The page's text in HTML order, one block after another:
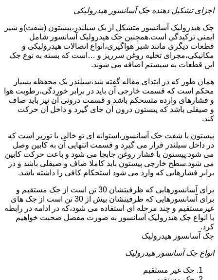
اجزای تشکیل دهنده جک آسانسور هیدرولیکی
جک هیدرولیک آسانسور متشکل از یک سیلندر،پیستون (شفت)و شیر
ایمنی ترکیدگی است.همچنین جک هیدرولیک آسانسور شامل
قطعات دیگری مانند شیر هواگیری،انواع اتصالات هیدرولیکی و
مکانیکی،مجرای تخلیه روغن سرریز و …است که بسته به نوع جک
این قطعات به سیستم اضافه می شوند.
همان طور که در ابتدای مقاله گفته شد،سیلندر یک محفظه بسیار
محکم است که قسمت خارجی آن باید در برابر خوردگی،رطوبت هوا
و فشارهای وارده متسحکم باشد و قسمت درونی آن نیز باید صاف
و صیقلی باشد که پیستون درون آن جای گیرد و داخل آن حرکت
کند.
پیستون یا شفت جک آسانسور،استوانه ای تو خالی یا تورپر است که
در داخل سیلندر قرار می گیرد و قسمت انتهایی آن به کابین وصل
می شود.پیستون با فشار روغن جابجا می شود و باعث حرکت کابین
می شود.سطح خارجی پیستون باید کاملا صاف و صیقلی باشد و در
برابر فشارهایی که وارد می شود استحکام کافی را داشته باشد.
برای آسانسورهایی که ظرفیتشان 30 تن است از جک مستقیم و
برای آسانسورهایی که ظرفیتشان بیش از 30 تن است از جک های
غیرمستقیم و چند مرحله ای استفاده می شود،که در ادامه در رابطه
با انواع جک هیدرولیک آسانسور به صورت مفصل صحبت خواهیم
کرد.
جک آسانسور هیدرولیک
انواع جک آسانسور هیدرولیک
جک غیر مستقیم